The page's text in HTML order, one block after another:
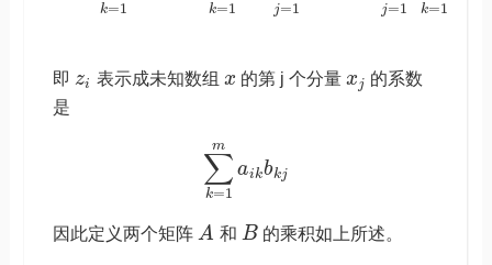
k=1 k=1 j=1 j=1 k=1
即 zi 表示成未知数组 x 的第 j 个分量xj 的系数
是
∑
k=1
m
aikbkj
因此定义两个矩阵 A 和 B 的乘积如上所述。